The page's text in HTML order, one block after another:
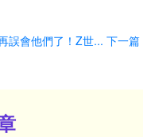
誤會他們了！Z世... 下一篇